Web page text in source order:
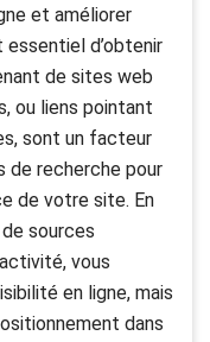
et améliorer
d’obtenir
de sites web
ou liens pointant
sont un facteur
de recherche pour
de votre site. En
sources
vous
en ligne, mais
dans